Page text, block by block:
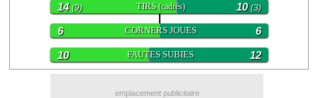
TIRS(cadrés)
14 (9) 10(3)
CORNERS JOUES
6 6
FAUTES SUBIES
10 12
emplacement publicitaire